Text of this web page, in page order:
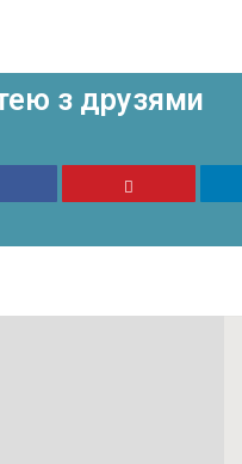
з друзями